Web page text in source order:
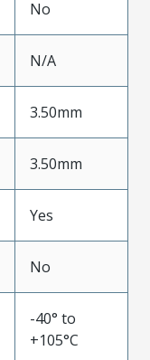
No
N/A
3.50mm
3.50mm
Yes
No
-40° to
+105°C